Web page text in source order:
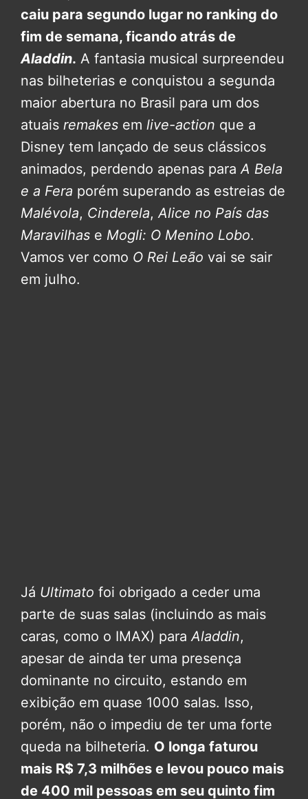
caiu para segundo lugar no ranking do
fim de semana, ficando atrás de
Aladdin. A fantasia musical surpreendeu
nas bilheterias e conquistou a segunda
maior abertura no Brasil para um dos
atuais remakes em live-action que a
Disney tem lançado de seus clássicos
animados, perdendo apenas paraA Bela
e a Fera porém superando as estreias de
Malévola, Cinderela,Alice no País das
Maravilhas e Mogli: O Menino Lobo.
Vamos ver como O Rei Leão vai se sair
em julho.
Já Ultimato foi obrigado a ceder uma
parte de suas salas (incluindo as mais
caras, como o IMAX) paraAladdin,
apesar de ainda ter uma presença
dominante no circuito, estando em
exibição em quase 1000 salas. Isso,
porém, não o impediu de ter uma forte
queda na bilheteria. O longa faturou
mais R$ 7,3 milhões e levou pouco mais
de 400 mil pessoas em seu quinto fim